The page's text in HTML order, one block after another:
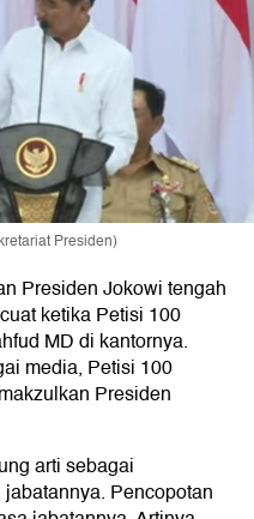
Presiden)
Presiden Jokowi tengah
ketika Petisi 100
MD di kantornya.
media, Petisi 100
Presiden
arti sebagai
Pencopotan